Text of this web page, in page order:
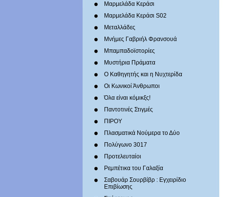
Μαρμελάδα Κεράσι
Μαρμελάδα Κεράσι S02
Μεταλλάδες
Mνήμες Γαβριήλ Φρανσουά
Μπαμπαδοϊστορίες
Μυστήρια Πράματα
Ο Καθηγητής και η Νυχτερίδα
Οι Κωνικοί Άνθρωποι
Όλα είναι κόμικξς!
Παντοτινές Στιγμές
ΠΙΡΟΥ
Πλασματικά Νούμερα το Δύο
Πολύγωνο 3017
Προτελευταίοι
Ρεμπέτικα του Γαλαξία
Σαβουάρ Σουρβίβρ : Εγχειρίδιο
Επιβίωσης